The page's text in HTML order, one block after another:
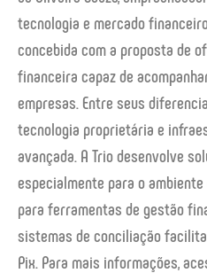
tecnologia e mercado
concebida com a proposta de
financeira capaz de
empresas. Entre seus
tecnologia proprietária e
avançada. A Trio desenvolve
especialmente para o
para ferramentas de gestão
sistemas de conciliação
Pix. Para mais informações,